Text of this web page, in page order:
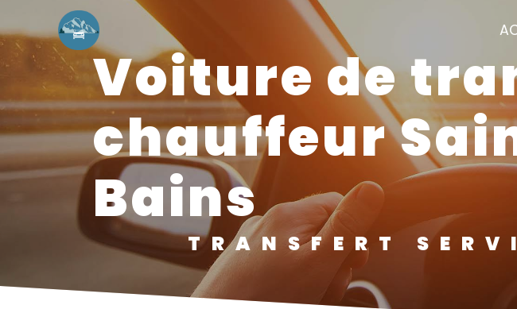
voiture de transport avec
chauffeur
Bains
TRANSFERT
Panneau de gestion des cookies